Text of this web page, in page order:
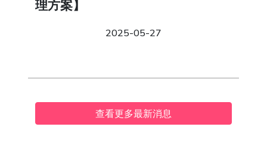
理方案】
2025-05-27
查看更多最新消息